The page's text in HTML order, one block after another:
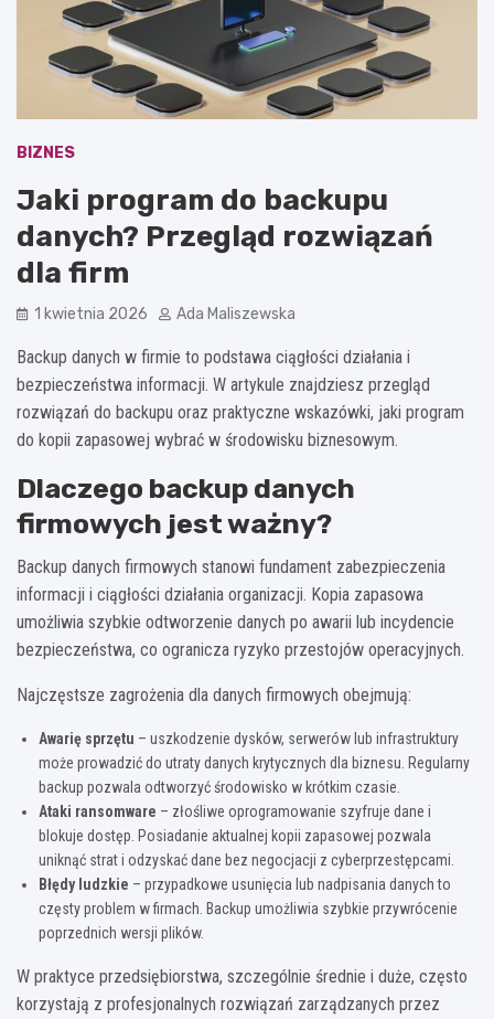
BIZNES
Jaki program do backupu
danych? Przegląd rozwiązań
dla firm
1 kwietnia 2026 Ada Maliszewska
Backup danych w firmie to podstawa ciągłości działania i
bezpieczeństwa informacji. W artykule znajdziesz przegląd
rozwiązań do backupu oraz praktyczne wskazówki, jaki program
do kopii zapasowej wybrać w środowisku biznesowym.
Dlaczego backup danych
firmowych jest ważny?
Backup danych firmowych stanowi fundament zabezpieczenia
informacji i ciągłości działania organizacji. Kopia zapasowa
umożliwia szybkie odtworzenie danych po awarii lub incydencie
bezpieczeństwa, co ogranicza ryzyko przestojów operacyjnych.
Najczęstsze zagrożenia dla danych firmowych obejmują:
Awarię sprzętu – uszkodzenie dysków, serwerów lub infrastruktury
może prowadzić do utraty danych krytycznych dla biznesu. Regularny
backup pozwala odtworzyć środowisko w krótkim czasie.
Ataki ransomware – złośliwe oprogramowanie szyfruje dane i
blokuje dostęp. Posiadanie aktualnej kopii zapasowej pozwala
uniknąć strat i odzyskać dane bez negocjacji z cyberprzestępcami.
Błędy ludzkie – przypadkowe usunięcia lub nadpisania danych to
częsty problem w firmach. Backup umożliwia szybkie przywrócenie
poprzednich wersji plików.
W praktyce przedsiębiorstwa, szczególnie średnie i duże, często
korzystają z profesjonalnych rozwiązań zarządzanych przez